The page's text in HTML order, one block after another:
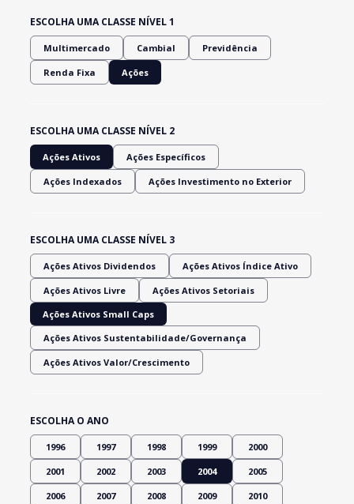
ESCOLHA UMA CLASSE NÍVEL 1
Multimercado Cambial Previdência
Renda Fixa Ações
ESCOLHA UMA CLASSE NÍVEL 2
Ações Ativos Ações Específicos
Ações Indexados Ações Investimento no Exterior
ESCOLHA UMA CLASSE NÍVEL 3
Ações Ativos Dividendos Ações Ativos Índice Ativo
Ações Ativos Livre
Ações Ativos Setoriais
Ações Ativos Small Caps
Ações Ativos Sustentabilidade/Governança
Ações Ativos Valor/Crescimento
ESCOLHA O ANO
1996 1997 1998 1999 2000
2001 2002 2003 2004 2005
2006 2007 2008 2009 2010